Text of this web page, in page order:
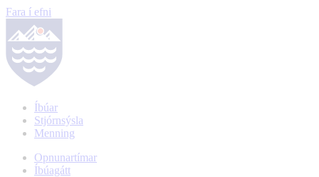
Fara í efni
Íbúar
Stjórnsýsla
Menning
Opnunartímar
Íbúagátt